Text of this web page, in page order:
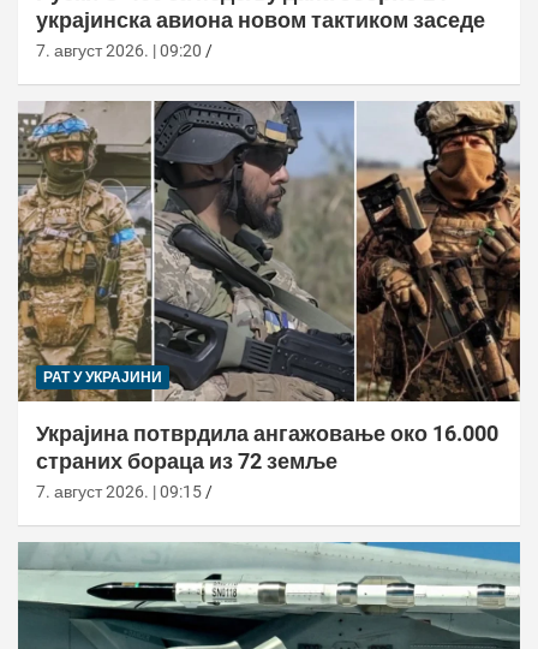
украјинска авиона новом тактиком заседе
7. август 2026. | 09:20
РАТ У УКРАЈИНИ
Украјина потврдила ангажовање око 16.000
страних бораца из 72 земље
7. август 2026. | 09:15